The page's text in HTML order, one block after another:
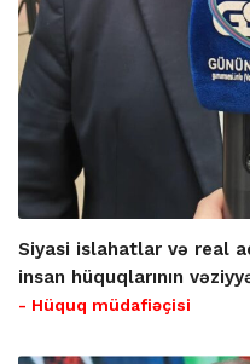
Siyasi islahatlar və real
insan hüquqlarının
- Hüquq müdafiəçisi